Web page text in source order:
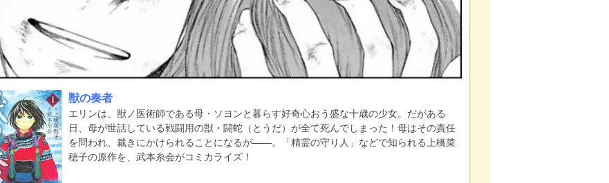
獣の奏者
エリンは、獣ノ医術師である母・ソヨンと暮らす好奇心おう盛な十歳の少女。だがある
日、母が世話している戦闘用の獣・闘蛇（とうだ）が全て死んでしまった！母はその責任
を問われ、裁きにかけられることになるが――。「精霊の守り人」などで知られる上橋菜
穂子の原作を、武本糸会がコミカライズ！